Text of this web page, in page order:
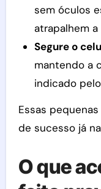
sem óculos
atrapalhem a
Segure o
mantendo a
indicado
Essas
de sucesso já
O que